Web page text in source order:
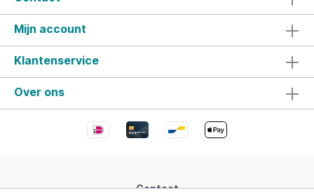
Mijn account
Klantenservice
Over ons
Contact